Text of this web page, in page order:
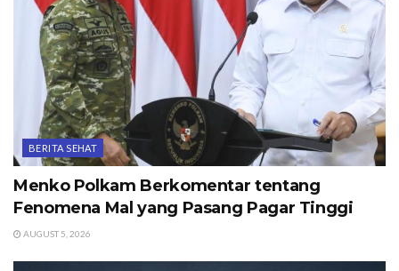
BERITA SEHAT
Menko Polkam Berkomentar tentang
Fenomena Mal yang Pasang Pagar Tinggi
AUGUST 5, 2026